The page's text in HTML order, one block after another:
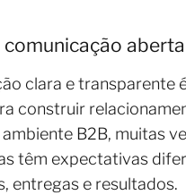
aberta
clara e transparente
construir
B2B, muitas
têm expectativas
entregas e resultados.